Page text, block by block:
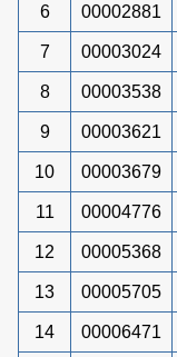
6 00002881
7 00003024
8 00003538
9 00003621
10 00003679
11 00004776
12 00005368
13 00005705
14 00006471